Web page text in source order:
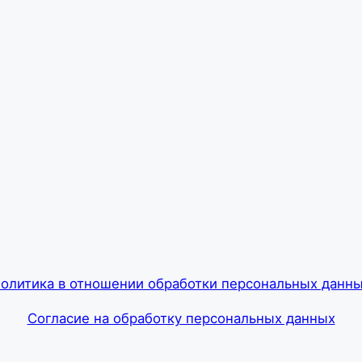
в отношении обработки персональных
Согласие на обработку персональных данных